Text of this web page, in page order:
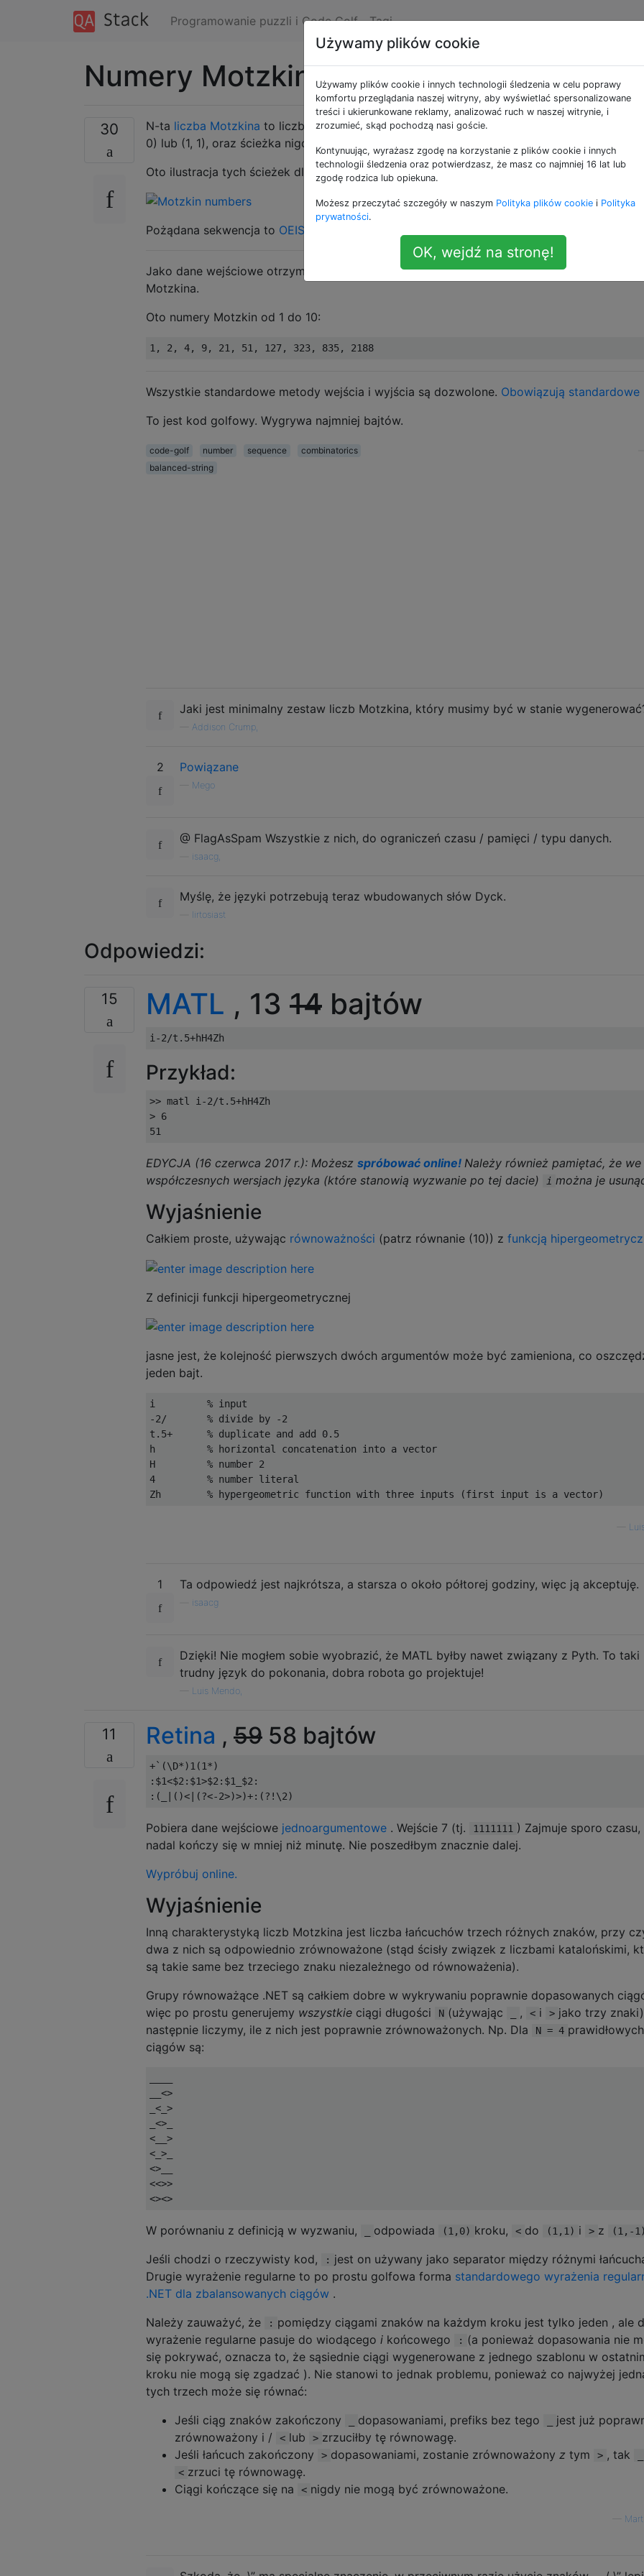
Programowanie puzzli i Code Golf Tagi
Numery Motzkina
30 N-ta liczba Motzkina to liczba ścieżek od (0, 0) do (n, 0), gdzie każdy krok ma postać (1, -
0) lub (1, 1), oraz ścieżka nigdy nie spada poniżej y = 0.
Oto ilustracja tych ścieżek dla n = 1, 2, 3, 4 z powyższego linku:
Pożądana sekwencja to OEIS A001006
Jako dane wejściowe otrzymasz dodatnią liczbę całkowitą n. Powinieneś podać n-ty
Motzkina.
Oto numery Motzkin od 1 do 10:
Wszystkie standardowe metody wejścia i wyjścia są dozwolone. Obowiązują standardowe
To jest kod golfowy. Wygrywa najmniej bajtów.
code-golf number sequence
combinatorics
balanced-string
Jaki jest minimalny zestaw liczb Motzkina, który musimy być w stanie
Addison Crump,
2 Powiązane
Mego
@ FlagAsSpam Wszystkie z nich, do ograniczeń czasu / pamięci / typu danych.
isaacg,
Myślę, że języki potrzebują teraz wbudowanych słów Dyck.
lirtosiast
Odpowiedzi:
15 MATL , 13 14 bajtów
Przykład:
>> matl i-2/t.5+hH4Zh
> 6
EDYCJA (16 czerwca 2017 r.): Możesz spróbować online! Należy również pamiętać, że we
współczesnych wersjach języka (które stanowią wyzwanie po tej dacie)
i można je
Wyjaśnienie
Całkiem proste, używając równoważności (patrz równanie (10)) z funkcją
Z definicji funkcji hipergeometrycznej
jasne jest, że kolejność pierwszych dwóch argumentów może być zamieniona, co
jeden bajt.
i         % input
-2/       % divide by -2
t.5+      % duplicate and add 0.5
h         % horizontal concatenation into a vector
H         % number 2
4         % number literal
1 Ta odpowiedź jest najkrótsza, a starsza o około półtorej godziny, więc ją akceptuję.
isaacg
Dzięki! Nie mogłem sobie wyobrazić, że MATL byłby nawet związany z Pyth. To taki
trudny język do pokonania, dobra robota go projektuje!
Luis Mendo,
11 Retina , 59 58 bajtów
+`(\D*)1(1*)
:$1<$2:$1>$2:$1_$2:
Pobiera dane wejściowe jednoargumentowe . Wejście 7 (tj. 1111111 ) Zajmuje sporo czasu,
nadal kończy się w mniej niż minutę. Nie poszedłbym znacznie dalej.
Wypróbuj online.
Wyjaśnienie
Inną charakterystyką liczb Motzkina jest liczba łańcuchów trzech różnych znaków, przy
dwa z nich są odpowiednio zrównoważone (stąd ścisły związek z liczbami katalońskimi,
są takie same bez trzeciego znaku niezależnego od równoważenia).
Grupy równoważące .NET są całkiem dobre w wykrywaniu poprawnie dopasowanych
więc po prostu generujemy wszystkie ciągi długości N (używając , < i > jako trzy
następnie liczymy, ile z nich jest poprawnie zrównoważonych. Np. Dla
N = 4 prawidłowych
ciągów są:
__<>
_<_>
_<>_
<__>
<_>_
<>__
<<>>
W porównaniu z definicją w wyzwaniu, odpowiada (1,0) kroku, < do (1,1) i > z (1,-
Jeśli chodzi o rzeczywisty kod, : jest on używany jako separator między różnymi
Drugie wyrażenie regularne to po prostu golfowa forma standardowego wyrażenia
.NET dla zbalansowanych ciągów .
Należy zauważyć, że
: pomiędzy ciągami znaków na każdym kroku jest tylko jeden , ale
wyrażenie regularne pasuje do wiodącego i końcowego : (a ponieważ dopasowania nie
się pokrywać, oznacza to, że sąsiednie ciągi wygenerowane z jednego szablonu w
kroku nie mogą się zgadzać ). Nie stanowi to jednak problemu, ponieważ co najwyżej
tych trzech może się równać:
Jeśli ciąg znaków zakończony
dopasowaniami, prefiks bez tego
jest już
zrównoważony i /
< lub > zrzuciłby tę równowagę.
Jeśli łańcuch zakończony
> dopasowaniami, zostanie zrównoważony z tym > , tak
< zrzuci tę równowagę.
Ciągi kończące się na
< nigdy nie mogą być zrównoważone.
Używamy plików cookie
Używamy plików cookie i innych technologii śledzenia w celu poprawy
komfortu przeglądania naszej witryny, aby wyświetlać spersonalizowane
treści i ukierunkowane reklamy, analizować ruch w naszej witrynie, i
zrozumieć, skąd pochodzą nasi goście.
Kontynuując, wyrażasz zgodę na korzystanie z plików cookie i innych
technologii śledzenia oraz potwierdzasz, że masz co najmniej 16 lat lub
zgodę rodzica lub opiekuna.
Możesz przeczytać szczegóły w naszym Polityka plików cookie i Polityka
prywatności.
OK, wejdź na stronę!